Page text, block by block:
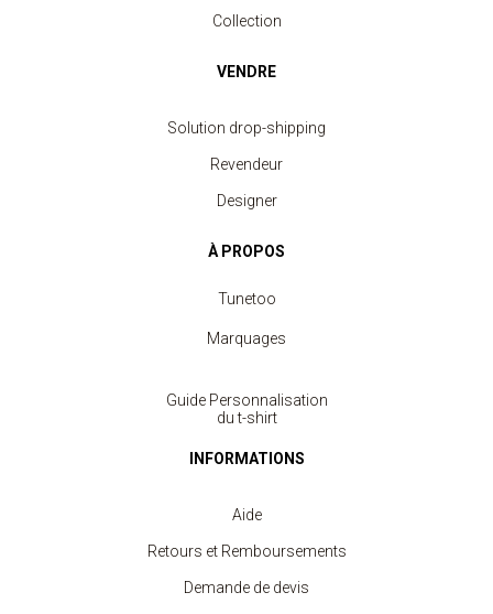
Collection
VENDRE
Solution drop-shipping
Revendeur
Designer
À PROPOS
Tunetoo
Marquages
Guide Personnalisation
du t-shirt
INFORMATIONS
Aide
Retours et Remboursements
Demande de devis